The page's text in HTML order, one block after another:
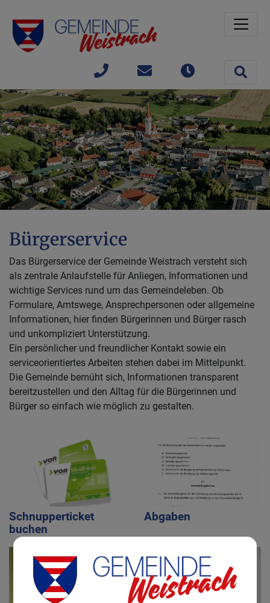
+43(0)
7477 /
42363
Bürgerservice
Das Bürgerservice der Gemeinde Weistrach versteht sich
als zentrale Anlaufstelle für Anliegen, Informationen und
wichtige Services rund um das Gemeindeleben. Ob
Formulare, Amtswege, Ansprechpersonen oder allgemeine
Informationen, hier finden Bürgerinnen und Bürger rasch
und unkompliziert Unterstützung.
Ein persönlicher und freundlicher Kontakt sowie ein
serviceorientiertes Arbeiten stehen dabei im Mittelpunkt.
Die Gemeinde bemüht sich, Informationen transparent
bereitzustellen und den Alltag für die Bürgerinnen und
Bürger so einfach wie möglich zu gestalten.
Schnupperticket
buchen
Abgaben